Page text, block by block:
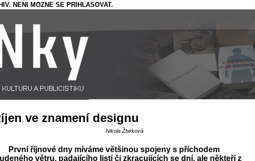
NENI MOZNE SE PRIHLASOVAT.
ve znamení designu
Nikola Žbirková
První říjnové dny míváme většinou spojeny s příchodem
větru, padajícího listí či zkracujících se dní, ale někteří z